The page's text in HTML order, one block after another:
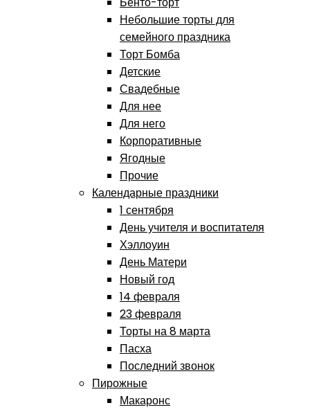
Небольшие торты для
семейного праздника
Торт Бомба
Детские
Свадебные
Для нее
Для него
Корпоративные
Ягодные
Прочие
Календарные праздники
1 сентября
День учителя и воспитателя
Хэллоуин
День Матери
Новый год
14 февраля
23 февраля
Торты на 8 марта
Пасха
Последний звонок
Пирожные
Макаронс